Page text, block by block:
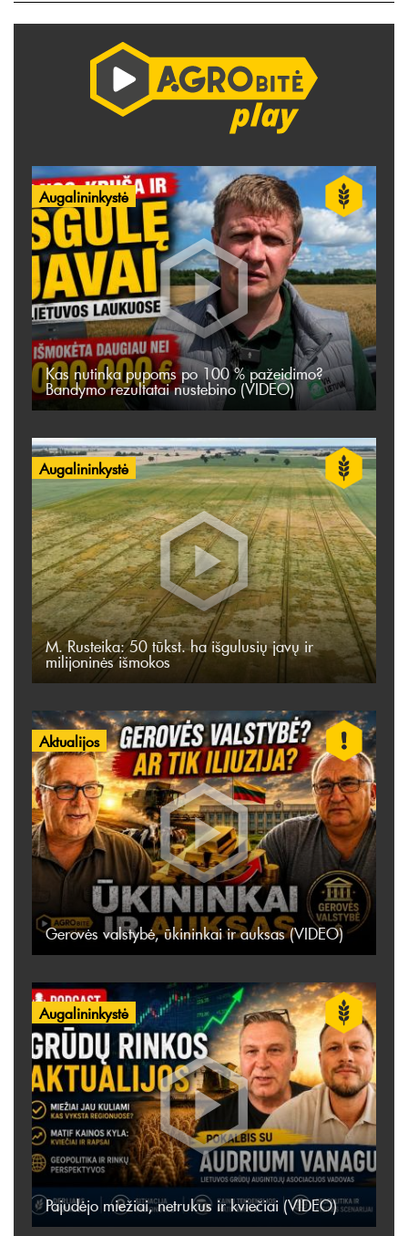
Augalininkystė
Kas nutinka pupoms po 100 % pažeidimo?
Bandymo rezultatai nustebino (VIDEO)
Augalininkystė
M. Rusteika: 50 tūkst. ha išgulusių javų ir
milijoninės išmokos
Aktualijos
Gerovės valstybė, ūkininkai ir auksas (VIDEO)
Augalininkystė
Pajudėjo miežiai, netrukus ir kviečiai (VIDEO)